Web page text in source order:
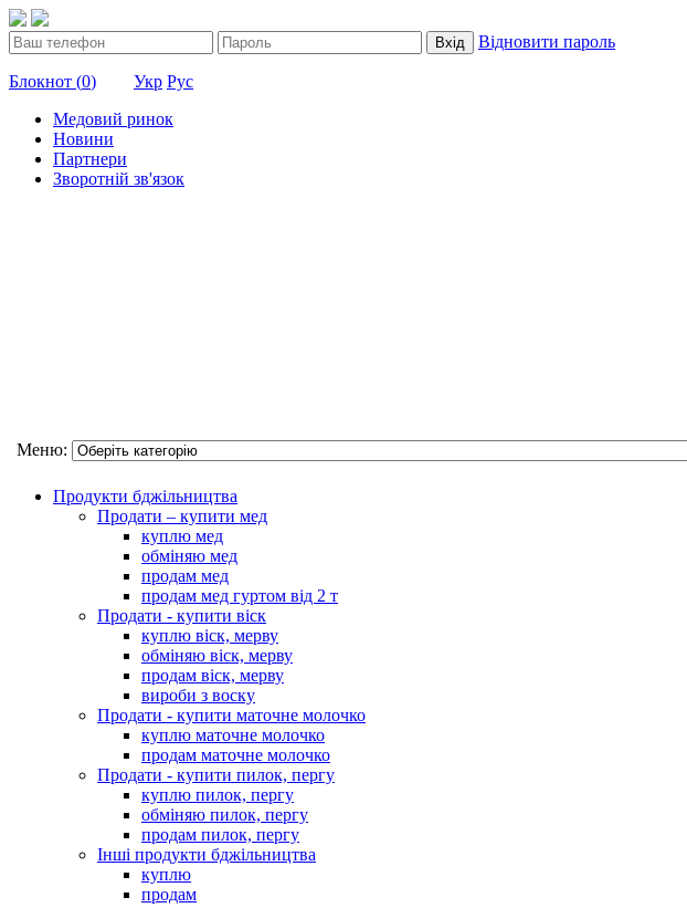
Вхід Відновити пароль
Блокнот (0) Укр Рус
Медовий ринок
Новини
Партнери
Зворотній зв'язок
Меню:
Продукти бджільництва
Продати – купити мед
куплю мед
обміняю мед
продам мед
продам мед гуртом від 2 т
Продати - купити віск
куплю віск, мерву
обміняю віск, мерву
продам віск, мерву
вироби з воску
Продати - купити маточне молочко
куплю маточне молочко
продам маточне молочко
Продати - купити пилок, пергу
куплю пилок, пергу
обміняю пилок, пергу
продам пилок, пергу
Інші продукти бджільництва
куплю
продам